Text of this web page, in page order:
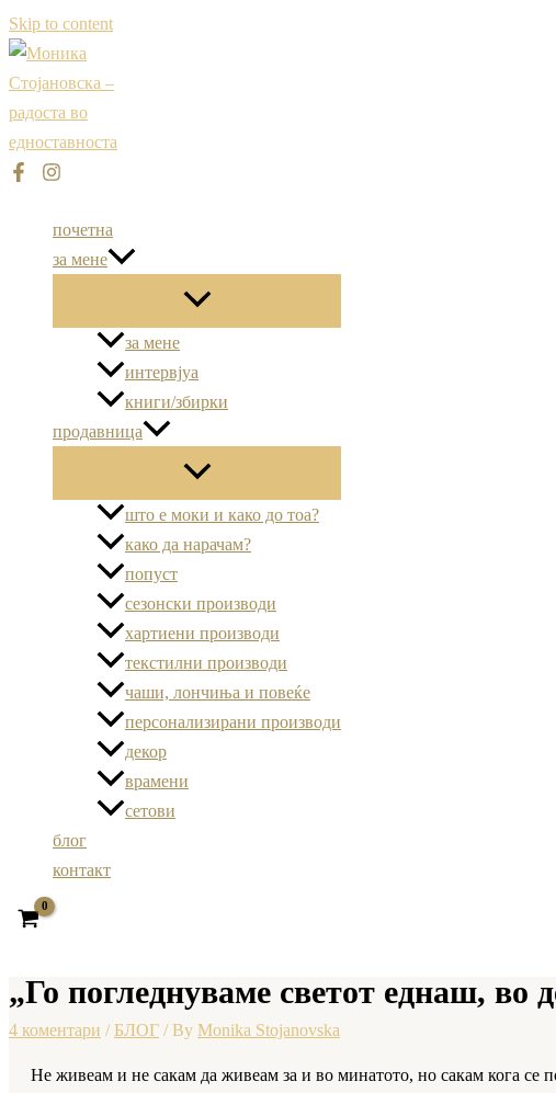
Skip to content
почетна
за мене
за мене
интервјуа
книги/збирки
продавница
што е моки и како до тоа?
како да нарачам?
попуст
сезонски производи
хартиени производи
текстилни производи
чаши, лончиња и повеќе
персонализирани производи
декор
врамени
сетови
блог
контакт
„Го погледнуваме светот еднаш, во
4 коментари / БЛОГ / By Monika Stojanovska
Не живеам и не сакам да живеам за и во минатото, но сакам кога се